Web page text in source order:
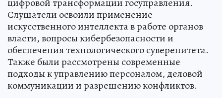
цифровой трансформации госуправления.
Слушатели освоили применение
искусственного интеллекта в работе органов
власти, вопросы кибербезопасности и
обеспечения технологического суверенитета.
Также были рассмотрены современные
подходы к управлению персоналом, деловой
коммуникации и разрешению конфликтов.